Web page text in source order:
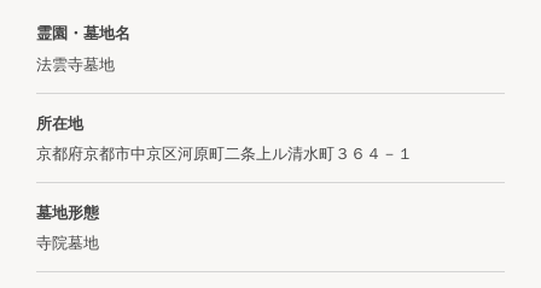
霊園・墓地名
法雲寺墓地
所在地
京都府京都市中京区河原町二条上ル清水町３６４－１
墓地形態
寺院墓地